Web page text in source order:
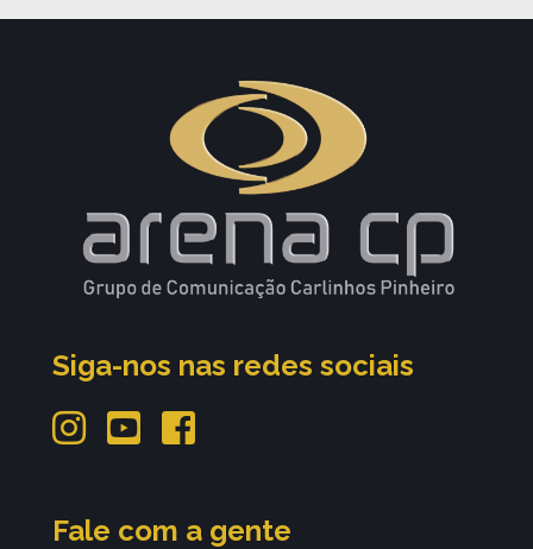
Siga-nos nas redes sociais
Fale com a gente